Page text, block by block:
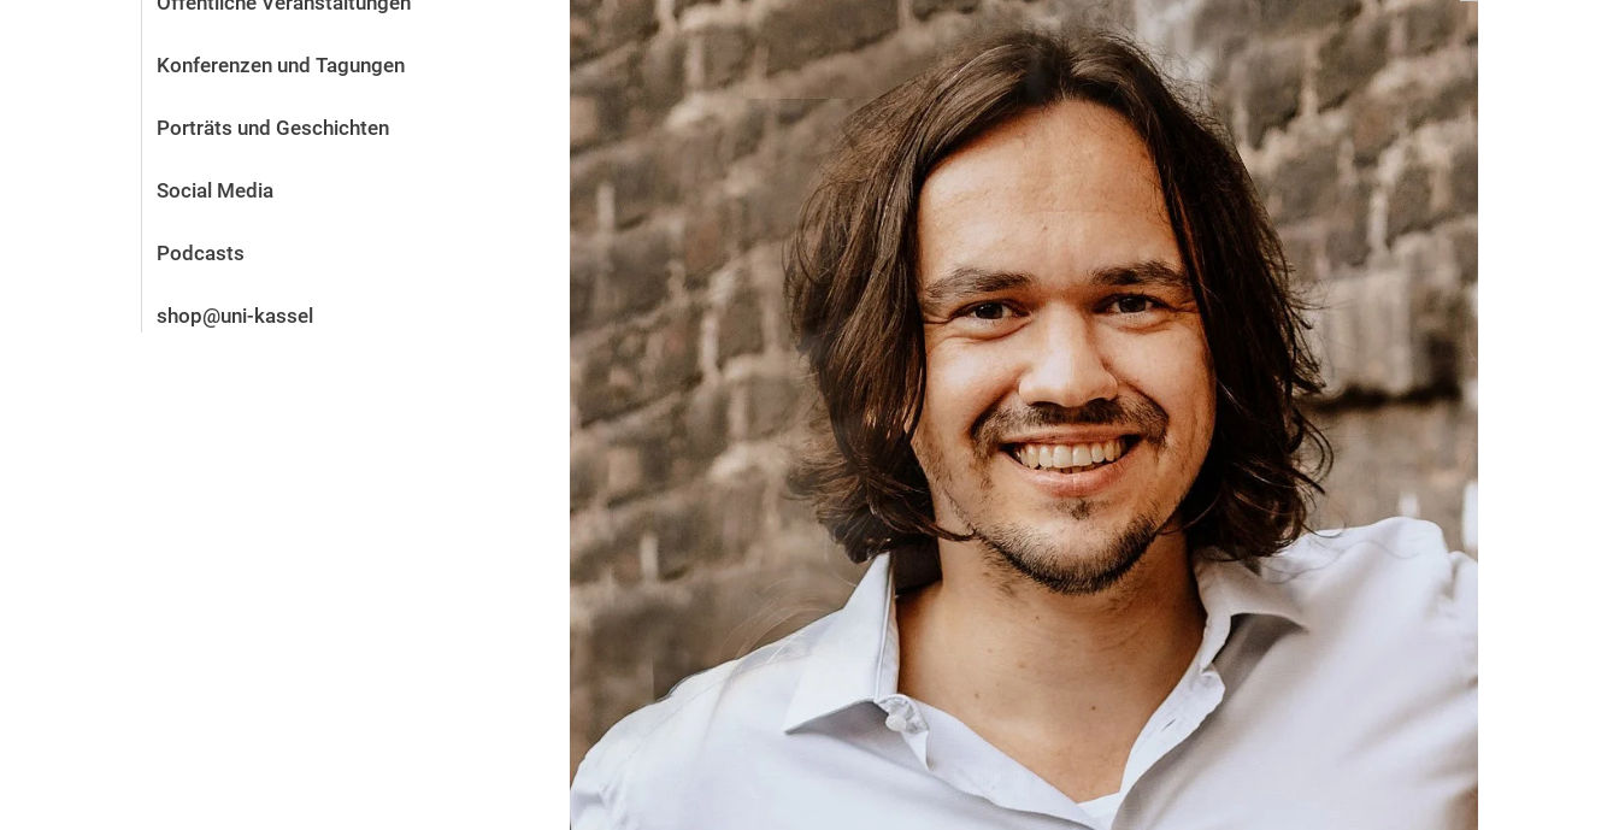
Stellenangebote
Alum­ni und Freunde
Kontakt und Standorte
Konferenzen und Tagungen
Porträts und Geschichten
Social Media
Podcasts
shop@uni-kassel